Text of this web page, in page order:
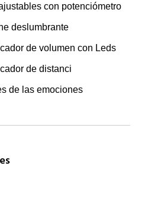
con potenciómetro
deslumbrante
de volumen con Leds
de distanci
de las emociones